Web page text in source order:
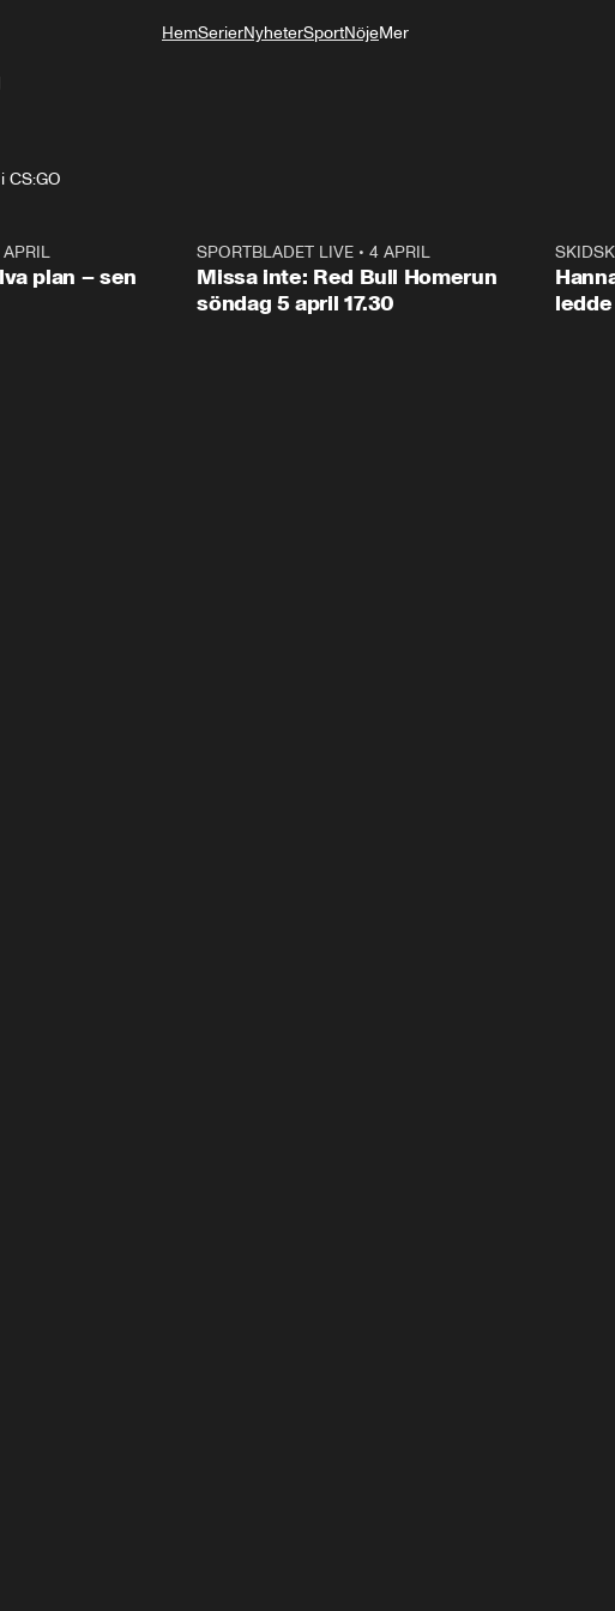
HemSerierNyheterSportNöjeMer
CS:GO
1:03
plan – sen
SPORTBLADET LIVE •4 APRIL
Missa inte: Red Bull Homerun
söndag 5 april 17.30